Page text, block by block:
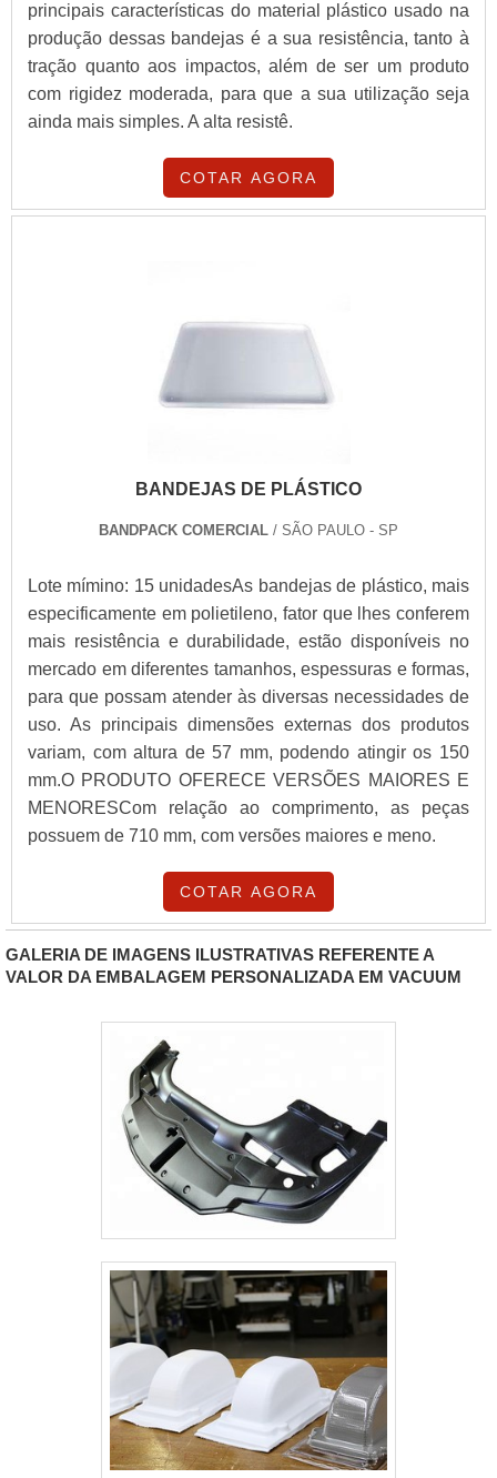
principais características do material plástico usado na
produção dessas bandejas é a sua resistência, tanto à
tração quanto aos impactos, além de ser um produto
com rigidez moderada, para que a sua utilização seja
ainda mais simples. A alta resistê.
COTAR AGORA
BANDEJAS DE PLÁSTICO
BANDPACK COMERCIAL / SÃO PAULO - SP
Lote mímino: 15 unidadesAs bandejas de plástico, mais
especificamente em polietileno, fator que lhes conferem
mais resistência e durabilidade, estão disponíveis no
mercado em diferentes tamanhos, espessuras e formas,
para que possam atender às diversas necessidades de
uso. As principais dimensões externas dos produtos
variam, com altura de 57 mm, podendo atingir os 150
mm.O PRODUTO OFERECE VERSÕES MAIORES E
MENORESCom relação ao comprimento, as peças
possuem de 710 mm, com versões maiores e meno.
COTAR AGORA
GALERIA DE IMAGENS ILUSTRATIVAS REFERENTE A
VALOR DA EMBALAGEM PERSONALIZADA EM VACUUM